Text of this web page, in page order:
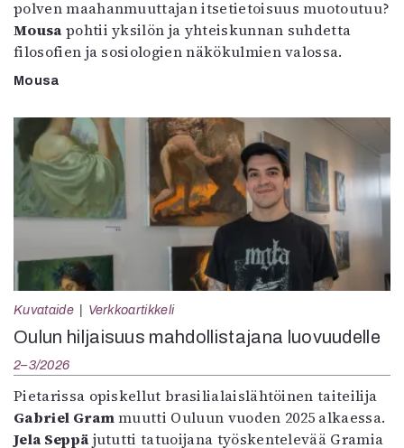
polven maahanmuuttajan itsetietoisuus muotoutuu?
Mousa pohtii yksilön ja yhteiskunnan suhdetta
filosofien ja sosiologien näkökulmien valossa.
Mousa
Kuvataide Verkkoartikkeli
Oulun hiljaisuus mahdollistajana luovuudelle
2–3/2026
Pietarissa opiskellut brasilialaislähtöinen taiteilija
Gabriel Grammuutti Ouluun vuoden 2025 alkaessa.
Jela Seppä jututti tatuoijana työskentelevää Gramia